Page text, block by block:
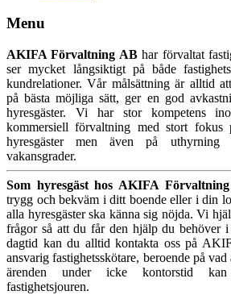
Menu
AKIFA Förvaltning ABhar förvaltat
ser mycket långsiktigt på både
kundrelationer. Vår målsättning är alltid
på bästa möjliga sätt, ger en god
hyresgäster. Vi har stor kompetens
kommersiell förvaltning med stort
hyresgäster men även på
vakansgrader.
Som hyresgäst hos AKIFA
trygg och bekväm i ditt boende eller i din
alla hyresgäster ska känna sig nöjda. Vi
frågor så att du får den hjälp du behöver
dagtid kan du alltid kontakta oss på
ansvarig fastighetsskötare, beroende på
ärenden under icke kontorstid
fastighetsjouren.